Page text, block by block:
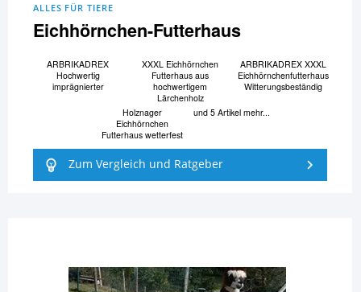
ALLES FÜR TIERE
Eichhörnchen-Futterhaus
ARBRIKADREX
Hochwertig
imprägnierter
XXXL Eichhörnchen
Futterhaus aus
hochwertigem
Lärchenholz
ARBRIKADREX XXXL
Eichhörnchenfutterhaus
Witterungsbeständig
Holznager
Eichhörnchen
Futterhaus wetterfest
und 5 Artikel mehr...
Zum Vergleich und Ratgeber